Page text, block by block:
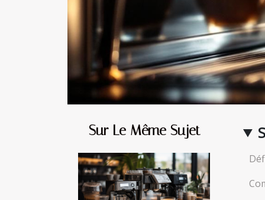
Sur Le Même Sujet